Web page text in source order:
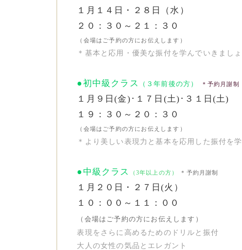
１月１４日・２８日（水）
２０：３０～２１：３０
（会場はご予約の方にお伝えします）
＊基本と応用・優美な振付を学んでいきましょ
●初中級クラス （３年前後の方） ＊予約月謝制
１月９日(金)･１７日(土)･３１日(土)
１９：３０～２０：３０
（会場はご予約の方にお伝えします）
＊より美しい表現力と基本を応用した振付を
●中級クラス （3年以上の方） ＊予約月謝制
１月２０日・２７日(火）
１０：００～１１：００
（会場はご予約の方にお伝えします）
表現をさらに高めるためのドリルと振付
大人の女性の気品とエレガント